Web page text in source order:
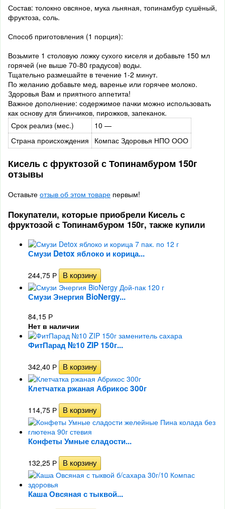
Состав: толокно овсяное, мука льняная, топинамбур сушёный,
фруктоза, соль.
Способ приготовления (1 порция):
Возьмите 1 столовую ложку сухого киселя и добавьте 150 мл
горячей (не выше 70-80 градусов) воды.
Тщательно размешайте в течение 1-2 минут.
По желанию добавьте мед, варенье или горячее молоко.
Здоровья Вам и приятного аппетита!
Важное дополнение: содержимое пачки можно использовать
как основу для блинчиков, пирожков, запеканок.
Срок реализ (мес.)
10 —
Страна происхождения
Компас Здоровья НПО ООО
Кисель с фруктозой с Топинамбуром 150г
отзывы
Оставьте отзыв об этом товаре первым!
Покупатели, которые приобрели Кисель с
фруктозой с Топинамбуром 150г, также купили
Смузи Detox яблоко и корица...
244,75 Р
Смузи Энергия BioNergy...
84,15 Р
Нет в наличии
ФитПарад №10 ZIP 150г...
342,40 Р
Клетчатка ржаная Абрикос 300г
114,75 Р
Конфеты Умные сладости...
132,25 Р
Каша Овсяная с тыквой...